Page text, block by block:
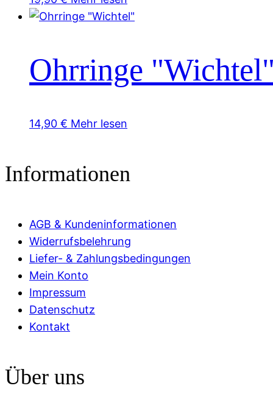
Ohrringe
14,90 € Mehr lesen
Informationen
AGB & Kundeninformationen
Widerrufsbelehrung
Liefer- & Zahlungsbedingungen
Mein Konto
Impressum
Datenschutz
Kontakt
Über uns